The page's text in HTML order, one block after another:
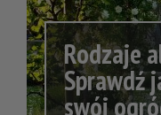
Rodzaje
Sprawdź
swój